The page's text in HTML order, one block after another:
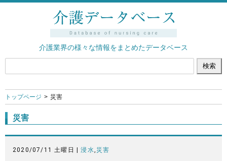
介護業界の様々な情報をまとめたデータベース
トップページ 災害
災害
2020/07/11 土曜日 |浸水, 災害